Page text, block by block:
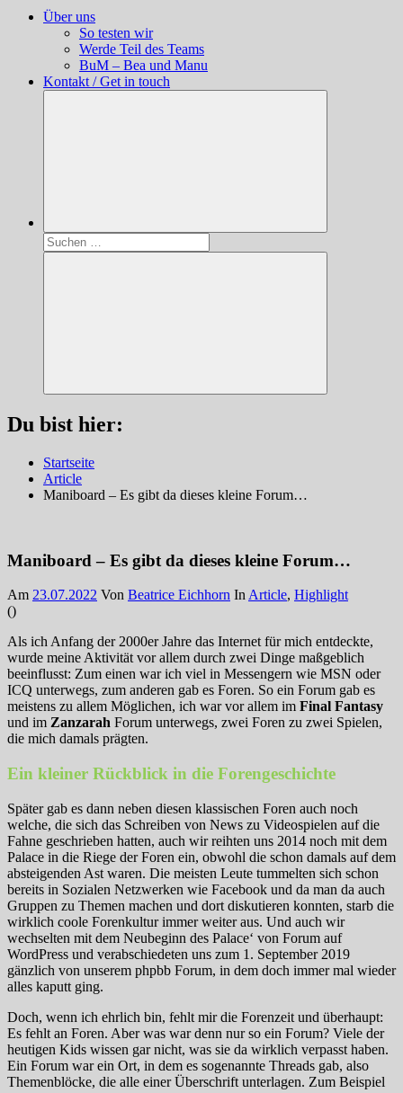
Über uns
So testen wir
Werde Teil des Teams
BuM – Bea und Manu
Kontakt / Get in touch
Suchen
nach:
Suchen
Du bist hier:
Startseite
Article
Maniboard – Es gibt da dieses kleine Forum…
Maniboard – Es gibt da dieses kleine Forum…
Am 23.07.2022 Von Beatrice Eichhorn In Article, Highlight
()
Als ich Anfang der 2000er Jahre das Internet für mich entdeckte,
wurde meine Aktivität vor allem durch zwei Dinge maßgeblich
beeinflusst: Zum einen war ich viel in Messengern wie MSN oder
ICQ unterwegs, zum anderen gab es Foren. So ein Forum gab es
meistens zu allem Möglichen, ich war vor allem im Final Fantasy
und im Zanzarah Forum unterwegs, zwei Foren zu zwei Spielen,
die mich damals prägten.
Ein kleiner Rückblick in die Forengeschichte
Später gab es dann neben diesen klassischen Foren auch noch
welche, die sich das Schreiben von News zu Videospielen auf die
Fahne geschrieben hatten, auch wir reihten uns 2014 noch mit dem
Palace in die Riege der Foren ein, obwohl die schon damals auf dem
absteigenden Ast waren. Die meisten Leute tummelten sich schon
bereits in Sozialen Netzwerken wie Facebook und da man da auch
Gruppen zu Themen machen und dort diskutieren konnten, starb die
wirklich coole Forenkultur immer weiter aus. Und auch wir
wechselten mit dem Neubeginn des Palace‘ von Forum auf
WordPress und verabschiedeten uns zum 1. September 2019
gänzlich von unserem phpbb Forum, in dem doch immer mal wieder
alles kaputt ging.
Doch, wenn ich ehrlich bin, fehlt mir die Forenzeit und überhaupt:
Es fehlt an Foren. Aber was war denn nur so ein Forum? Viele der
heutigen Kids wissen gar nicht, was sie da wirklich verpasst haben.
Ein Forum war ein Ort, in dem es sogenannte Threads gab, also
Themenblöcke, die alle einer Überschrift unterlagen. Zum Beispiel